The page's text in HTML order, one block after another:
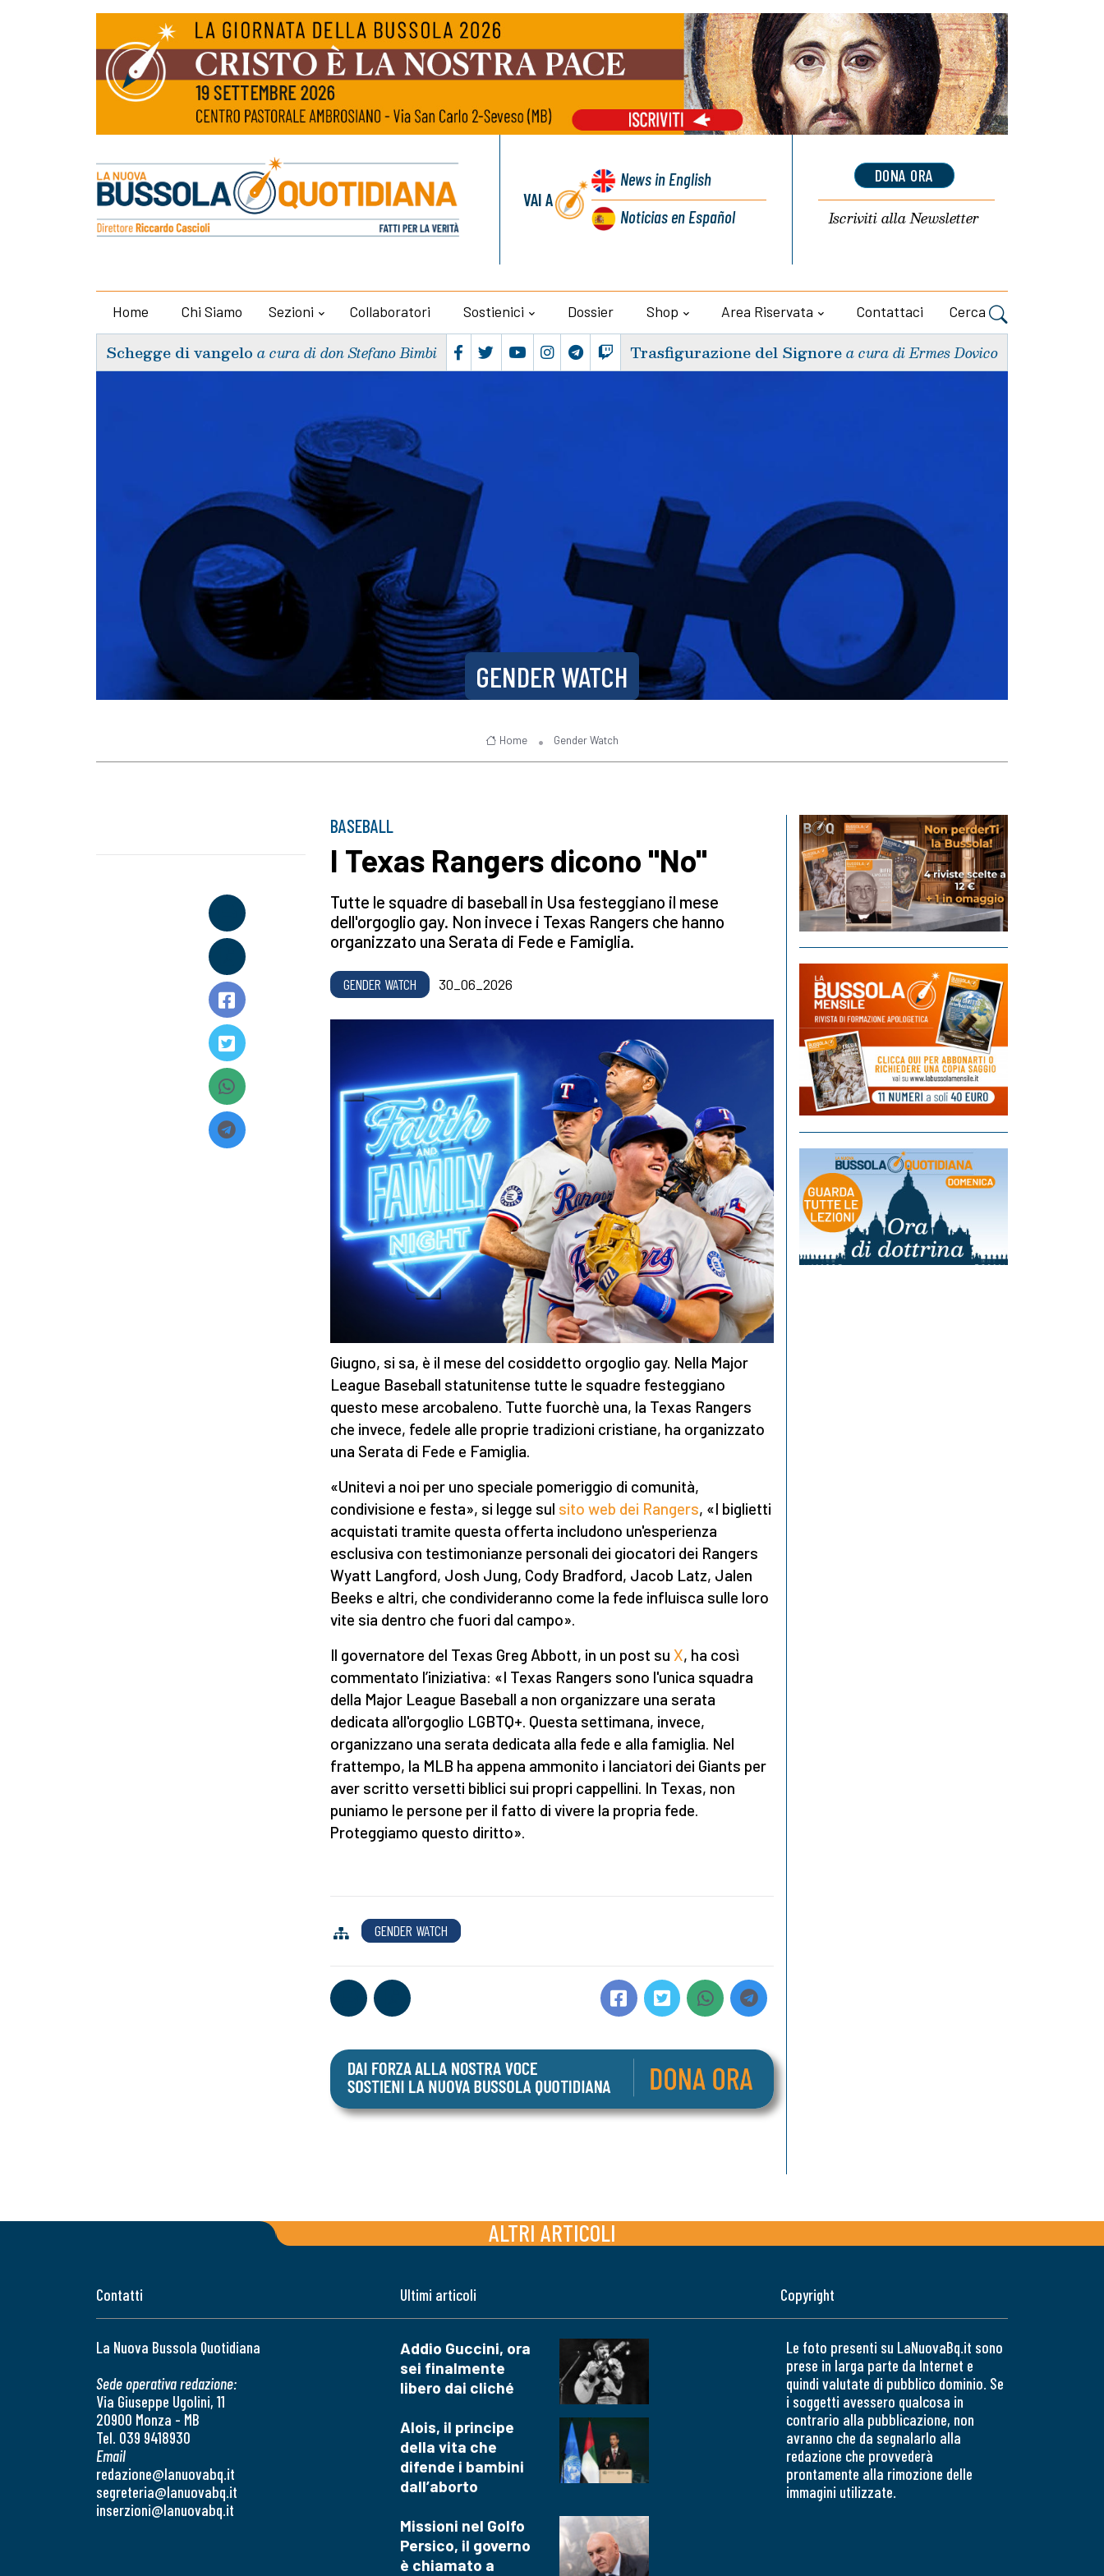
VAI A
Newsin English
Noticiasen Español
DONA ORA
Iscriviti allaNewsletter
Home Chi Siamo Sezioni Collaboratori Sostienici Dossier Shop Area Riservata Contattaci Cerca
Schegge di vangelo a cura di don Stefano Bimbi Trasfigurazione del Signorea cura di Ermes Dovico
GENDER WATCH
Home Gender Watch
BASEBALL
I Texas Rangers dicono "No"
Tutte le squadre di baseball in Usa festeggiano il mese
dell'orgoglio gay. Non invece i Texas Rangers che hanno
organizzato una Serata di Fede e Famiglia.
GENDER WATCH 30_06_2026
Giugno, si sa, è il mese del cosiddetto orgoglio gay. Nella Major
League Baseball statunitense tutte le squadre festeggiano
questo mese arcobaleno. Tutte fuorchè una, la Texas Rangers
che invece, fedele alle proprie tradizioni cristiane, ha organizzato
una Serata di Fede e Famiglia.
«Unitevi a noi per uno speciale pomeriggio di comunità,
condivisione e festa», si legge sul sito web dei Rangers, «I biglietti
acquistati tramite questa offerta includono un'esperienza
esclusiva con testimonianze personali dei giocatori dei Rangers
Wyatt Langford, Josh Jung, Cody Bradford, Jacob Latz, Jalen
Beeks e altri, che condivideranno come la fede influisca sulle loro
vite sia dentro che fuori dal campo».
Il governatore del Texas Greg Abbott, in un post su X, ha così
commentato l’iniziativa: «I Texas Rangers sono l'unica squadra
della Major League Baseball a non organizzare una serata
dedicata all'orgoglio LGBTQ+. Questa settimana, invece,
organizzano una serata dedicata alla fede e alla famiglia. Nel
frattempo, la MLB ha appena ammonito i lanciatori dei Giants per
aver scritto versetti biblici sui propri cappellini. In Texas, non
puniamo le persone per il fatto di vivere la propria fede.
Proteggiamo questo diritto».
GENDER WATCH
ALTRI ARTICOLI
Contatti
La Nuova Bussola Quotidiana
Sede operativa redazione:
Via Giuseppe Ugolini, 11
20900 Monza - MB
Tel. 039 9418930
Email
redazione@lanuovabq.it
segreteria@lanuovabq.it
inserzioni@lanuovabq.it
Ultimi articoli
Addio Guccini, ora
sei finalmente
libero dai cliché
Alois, il principe
della vita che
difende i bambini
dall’aborto
Missioni nel Golfo
Persico, il governo
è chiamato a
Copyright
Le foto presenti su LaNuovaBq.it sono
prese in larga parte da Internet e
quindi valutate di pubblico dominio. Se
i soggetti avessero qualcosa in
contrario alla pubblicazione, non
avranno che da segnalarlo alla
redazione che provvederà
prontamente alla rimozione delle
immagini utilizzate.